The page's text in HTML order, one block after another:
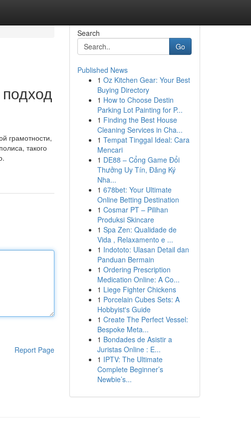
грамотности,
такого
Report Page
Search
Go
Published News
1 Oz Kitchen Gear: Your Best
Buying Directory
1 How to Choose Destin
Parking Lot Painting for P...
1 Finding the Best House
Cleaning Services in Cha...
1 Tempat Tinggal Ideal: Cara
Mencari
1 DE88 – Cổng Game Đổi
Thưởng Uy Tín, Đăng Ký
Nha...
1 678bet: Your Ultimate
Online Betting Destination
1 Cosmar PT – Pilihan
Produksi Skincare
1 Spa Zen: Qualidade de
Vida , Relaxamento e ...
1 Indototo: Ulasan Detail dan
Panduan Bermain
1 Ordering Prescription
Medication Online: A Co...
1 Liege Fighter Chickens
1 Porcelain Cubes Sets: A
Hobbyist's Guide
1 Create The Perfect Vessel:
Bespoke Meta...
1 Bondades de Asistir a
Juristas Online : E...
1 IPTV: The Ultimate
Complete Beginner’s
Newbie’s...